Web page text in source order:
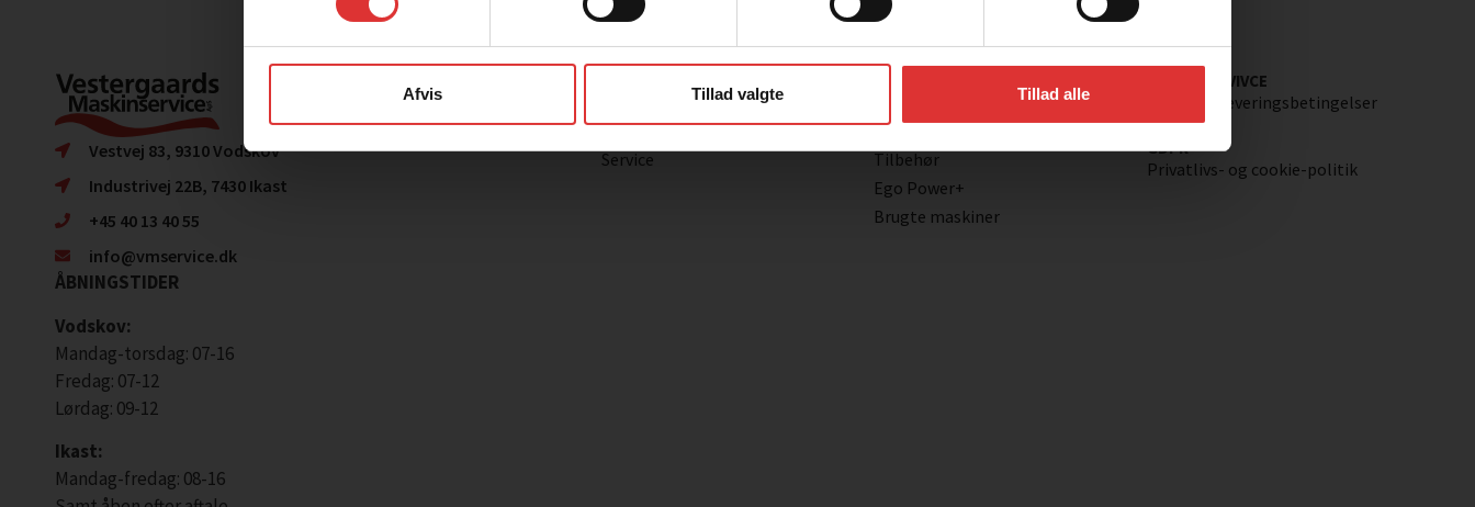
Afvis Tillad valgte Tillad alle
Vestvej 83, 9310 Vodskov
Industrivej 22B, 7430 Ikast
+45 40 13 40 55
info@vmservice.dk
ÅBNINGSTIDER
Vodskov:
Mandag-torsdag: 07-16
Fredag: 07-12
Lørdag: 09-12
Ikast:
Mandag-fredag: 08-16
Om os
Service
UTV
Tilbehør
Ego Power+
Brugte maskiner
KUNDESERVIVCE
Salgs- og leveringsbetingelser
GDPR
Privatlivs- og cookie-politik